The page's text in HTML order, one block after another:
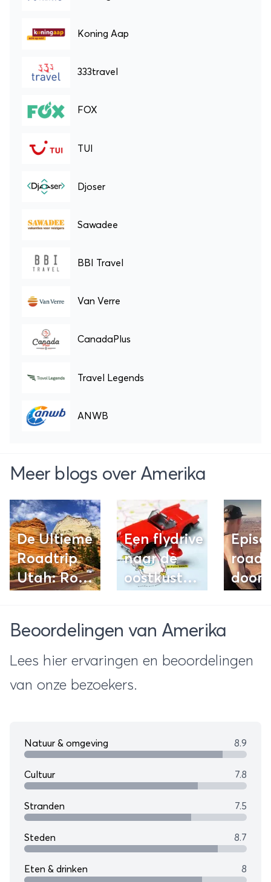
Koning Aap
333travel
FOX
TUI
Djoser
Sawadee
BBI Travel
Van Verre
CanadaPlus
Travel Legends
ANWB
Meer blogs over Amerika
De Ultieme
Roadtrip
Utah: Route
Een flydrive
naar de
oostkust
Awesome!
door
Beoordelingen van Amerika
Lees hier ervaringen en beoordelingen
van onze bezoekers.
Natuur & omgeving 8.9
Cultuur 7.8
Stranden 7.5
Steden 8.7
Eten & drinken 8